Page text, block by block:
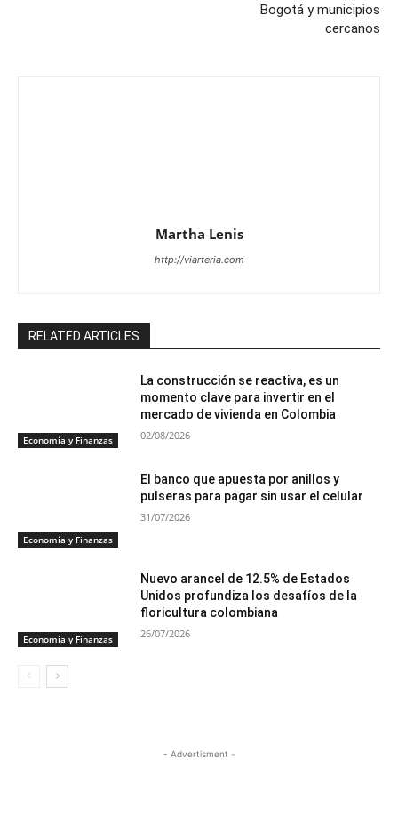
Bogotá y municipios
cercanos
Martha Lenis
http://viarteria.com
RELATED ARTICLES
Economía y Finanzas
La construcción se reactiva, es un
momento clave para invertir en el
mercado de vivienda en Colombia
02/08/2026
Economía y Finanzas
El banco que apuesta por anillos y
pulseras para pagar sin usar el celular
31/07/2026
Economía y Finanzas
Nuevo arancel de 12.5% de Estados
Unidos profundiza los desafíos de la
floricultura colombiana
26/07/2026
- Advertisment -